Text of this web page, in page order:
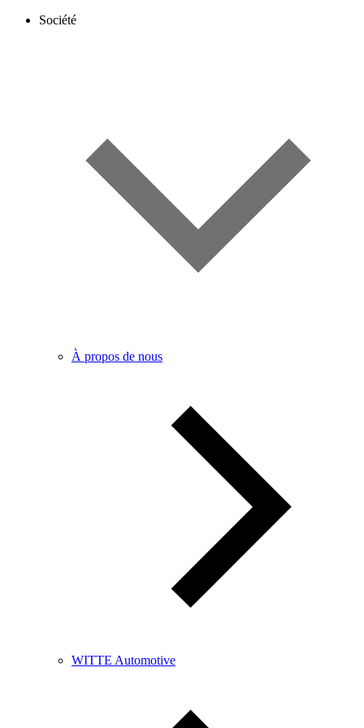
Société
À propos de nous
WITTE Automotive